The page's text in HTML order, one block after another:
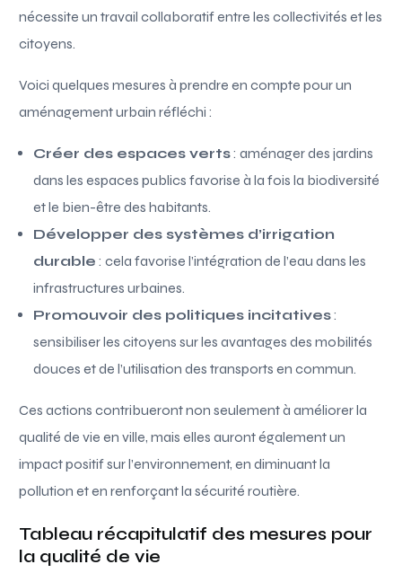
nécessite un travail collaboratif entre les collectivités et les
citoyens.
Voici quelques mesures à prendre en compte pour un
aménagement urbain réfléchi :
Créer des espaces verts: aménager des jardins
dans les espaces publics favorise à la fois la biodiversité
et le bien-être des habitants.
Développer des systèmes d’irrigation
durable : cela favorise l’intégration de l’eau dans les
infrastructures urbaines.
Promouvoir des politiques incitatives:
sensibiliser les citoyens sur les avantages des mobilités
douces et de l’utilisation des transports en commun.
Ces actions contribueront non seulement à améliorer la
qualité de vie en ville, mais elles auront également un
impact positif sur l’environnement, en diminuant la
pollution et en renforçant la sécurité routière.
Tableau récapitulatif des mesures pour
la qualité de vie